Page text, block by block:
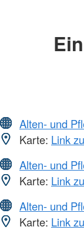
Alten- und
Karte: Link
Alten- und
Karte: Link
Alten- und
Karte: Link